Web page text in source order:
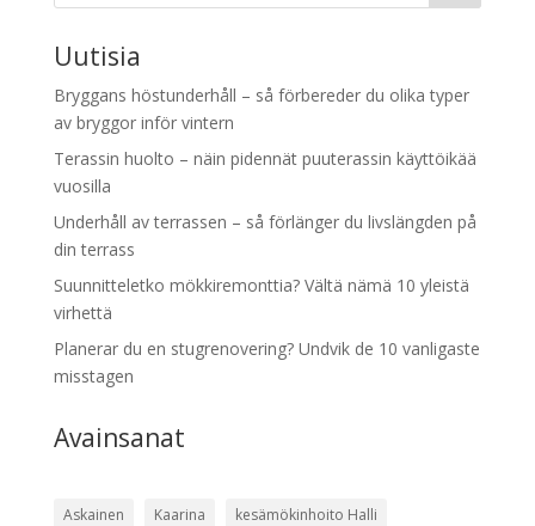
Uutisia
Bryggans höstunderhåll – så förbereder du olika typer
av bryggor inför vintern
Terassin huolto – näin pidennät puuterassin käyttöikää
vuosilla
Underhåll av terrassen – så förlänger du livslängden på
din terrass
Suunnitteletko mökkiremonttia? Vältä nämä 10 yleistä
virhettä
Planerar du en stugrenovering? Undvik de 10 vanligaste
misstagen
Avainsanat
Askainen Kaarina
kesämökinhoito Halli